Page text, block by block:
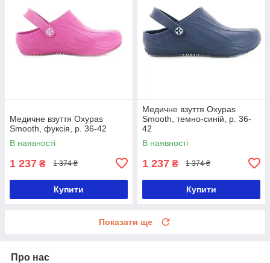
Медичне взуття Oxypas
Smooth, фуксія, р. 36-42
В наявності
1 237 ₴ 1 374 ₴
Купити
Медичне взуття Oxypas
Smooth, темно-синій, р. 36-
42
В наявності
1 237 ₴ 1 374 ₴
Купити
Показати ще
Про нас